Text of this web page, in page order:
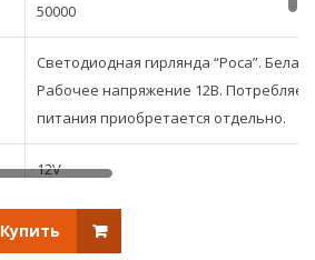
50000
Светодиодная гирлянда “Роса”.
Рабочее напряжение 12В.
питания приобретается отдельно.
12V
Купить